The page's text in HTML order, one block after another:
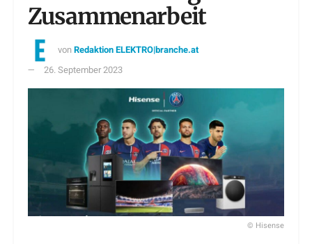
Zusammenarbeit
vonRedaktion ELEKTRO|branche.at
26. September 2023
© Hisense